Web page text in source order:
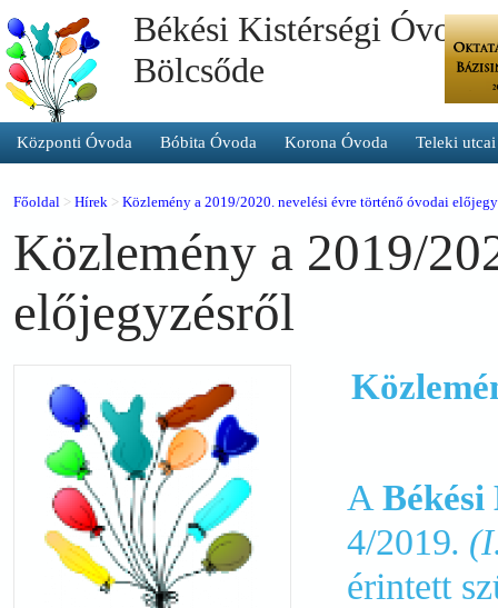
Békési Kistérségi Óvoda
Bölcsőde
Központi Óvoda Bóbita Óvoda Korona Óvoda Teleki
Főoldal > Hírek > Közlemény a 2019/2020. nevelési évre történő óvodai
Közlemény a 2019/
előjegyzésről
A
4/2019.
érintett